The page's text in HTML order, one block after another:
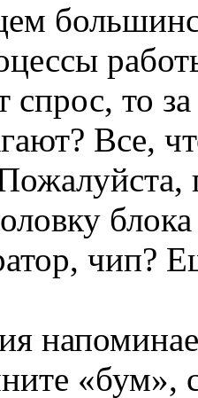
спрос, то
Все,
чип?
«бум»,